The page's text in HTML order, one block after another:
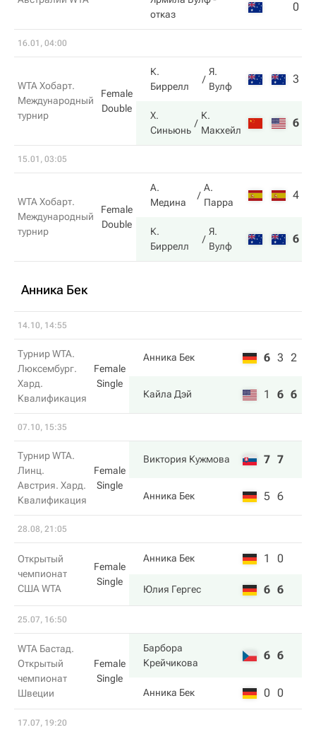
отказ
0
16.01, 04:00
WTA Хобарт.
Международный
турнир
Female
Double
К.
Биррелл
Я.
Вулф
3
Х.
Синьюнь
К.
Макхейл
6
15.01, 03:05
WTA Хобарт.
Международный
турнир
Female
Double
А.
Медина
А.
Парра
4
К.
Биррелл
Я.
Вулф
6
Анника Бек
14.10, 14:55
Турнир WTA.
Люксембург.
Хард.
Квалификация
Female
Single
Анника Бек 6 3 2
Кайла Дэй 1 6 6
07.10, 15:35
Турнир WTA.
Линц.
Австрия. Хард.
Квалификация
Female
Single
Виктория Кужмова 7 7
Анника Бек 5 6
28.08, 21:05
Открытый
чемпионат
США WTA
Female
Single
Анника Бек 1 0
Юлия Гергес 6 6
25.07, 16:50
WTA Бастад.
Открытый
чемпионат
Швеции
Female
Single
Барбора
Крейчикова
6 6
Анника Бек 0 0
17.07, 19:20